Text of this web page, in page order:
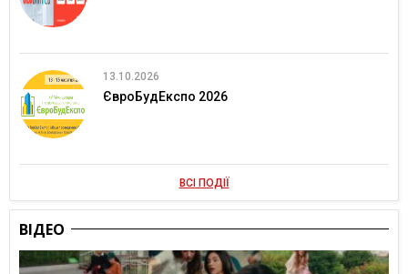
13.10.2026
ЄвроБудЕкспо 2026
ВСІ ПОДІЇ
ВІДЕО